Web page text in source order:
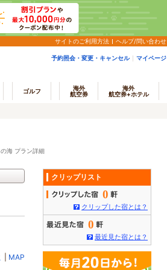
サイトのご利用方法 ヘルプ/問い合わせ
予約照会・変更・キャンセル マイページ
ゴルフ
海外
航空券
海外
航空券+ホテル
海 プラン詳細
MAP
クリップリスト
0
クリップした宿とは？
0
最近見た宿とは？